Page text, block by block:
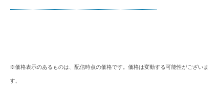
※価格表示のあるものは、配信時点の価格です。価格は変動する可能性がございま
す。